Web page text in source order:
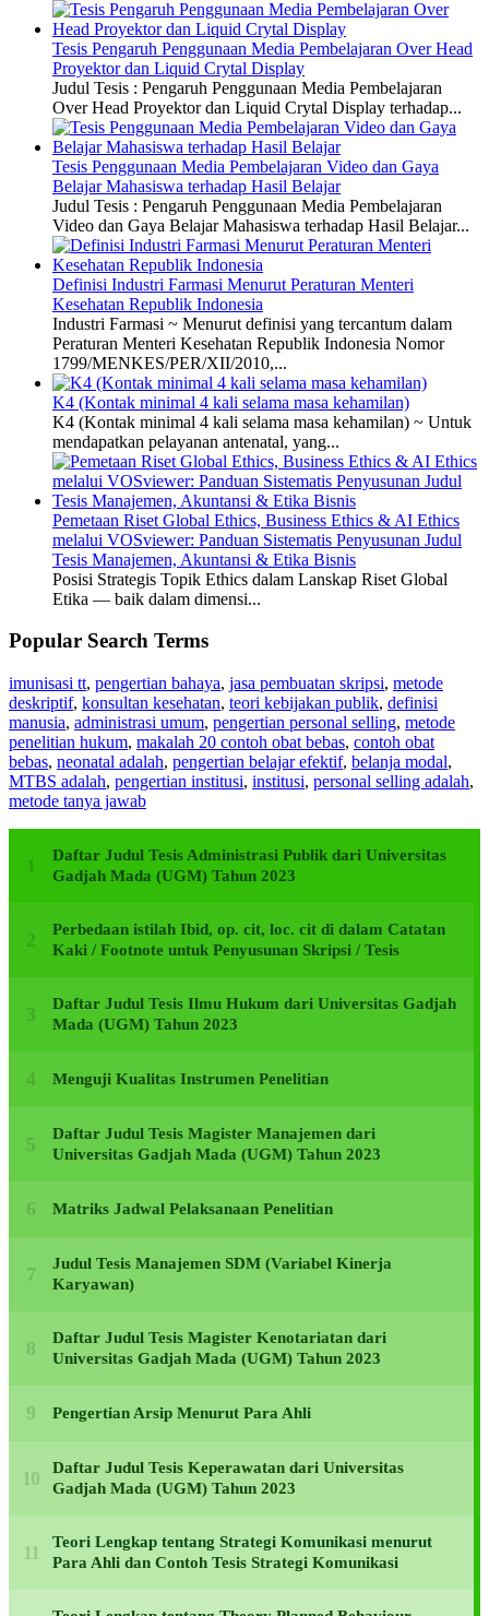
Tesis Pengaruh Penggunaan Media Pembelajaran Over Head
Proyektor dan Liquid Crytal Display
Judul Tesis : Pengaruh Penggunaan Media Pembelajaran
Over Head Proyektor dan Liquid Crytal Display terhadap...
Tesis Penggunaan Media Pembelajaran Video dan Gaya
Belajar Mahasiswa terhadap Hasil Belajar
Judul Tesis : Pengaruh Penggunaan Media Pembelajaran
Video dan Gaya Belajar Mahasiswa terhadap Hasil Belajar...
Definisi Industri Farmasi Menurut Peraturan Menteri
Kesehatan Republik Indonesia
Industri Farmasi ~ Menurut definisi yang tercantum dalam
Peraturan Menteri Kesehatan Republik Indonesia Nomor
1799/MENKES/PER/XII/2010,...
K4 (Kontak minimal 4 kali selama masa kehamilan)
K4 (Kontak minimal 4 kali selama masa kehamilan) ~ Untuk
mendapatkan pelayanan antenatal, yang...
Pemetaan Riset Global Ethics, Business Ethics & AI Ethics
melalui VOSviewer: Panduan Sistematis Penyusunan Judul
Tesis Manajemen, Akuntansi & Etika Bisnis
Posisi Strategis Topik Ethics dalam Lanskap Riset Global
Etika — baik dalam dimensi...
Popular Search Terms
imunisasi tt, pengertian bahaya, jasa pembuatan skripsi, metode
deskriptif, konsultan kesehatan, teori kebijakan publik, definisi
manusia, administrasi umum, pengertian personal selling, metode
penelitian hukum, makalah 20 contoh obat bebas, contoh obat
bebas, neonatal adalah, pengertian belajar efektif, belanja modal,
MTBS adalah, pengertian institusi, institusi, personal selling adalah,
metode tanya jawab
Daftar Judul Tesis Administrasi Publik dari Universitas
Gadjah Mada (UGM) Tahun 2023
Perbedaan istilah Ibid, op. cit, loc. cit di dalam Catatan
Kaki / Footnote untuk Penyusunan Skripsi / Tesis
Daftar Judul Tesis Ilmu Hukum dari Universitas Gadjah
Mada (UGM) Tahun 2023
Menguji Kualitas Instrumen Penelitian
Daftar Judul Tesis Magister Manajemen dari
Universitas Gadjah Mada (UGM) Tahun 2023
Matriks Jadwal Pelaksanaan Penelitian
Judul Tesis Manajemen SDM (Variabel Kinerja
Karyawan)
Daftar Judul Tesis Magister Kenotariatan dari
Universitas Gadjah Mada (UGM) Tahun 2023
Pengertian Arsip Menurut Para Ahli
Daftar Judul Tesis Keperawatan dari Universitas
Gadjah Mada (UGM) Tahun 2023
Teori Lengkap tentang Strategi Komunikasi menurut
Para Ahli dan Contoh Tesis Strategi Komunikasi